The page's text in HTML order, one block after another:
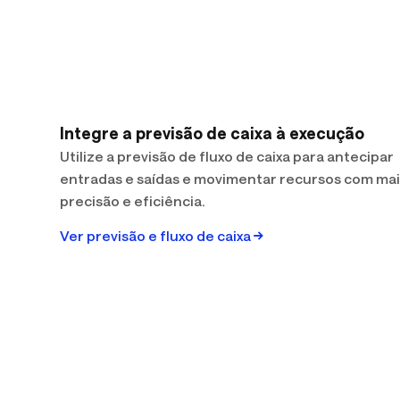
Integre a previsão de caixa à execução
Utilize a previsão de fluxo de caixa para antecipar
entradas e saídas e movimentar recursos com
precisão e eficiência.
Ver previsão e fluxo de caixa